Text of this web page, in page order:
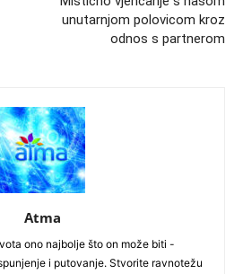
unutarnjom polovicom kroz
odnos s partnerom
Atma
ono najbolje što on može biti -
i putovanje. Stvorite ravnotežu